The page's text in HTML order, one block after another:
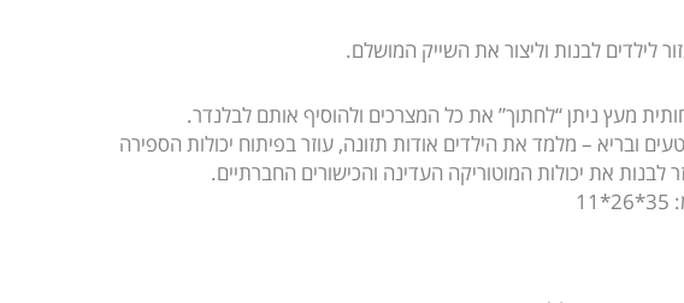
לילדים לבנות וליצור את השייק המושלם.
מעץ ניתן “לחתוך” את כל המצרכים ולהוסיף אותם לבלנדר.
ובריא – מלמד את הילדים אודות תזונה, עוזר בפיתוח יכולות הספירה
לבנות את יכולות המוטוריקה העדינה והכישורים החברתיים.